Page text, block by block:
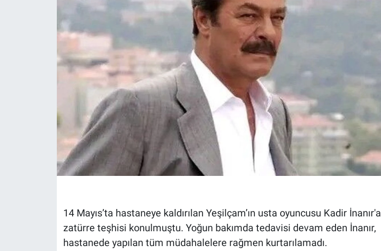
14 Mayıs’ta hastaneye kaldırılan Yeşilçam’ın usta oyuncusu Kadir İnanır'a
zatürre teşhisi konulmuştu. Yoğun bakımda tedavisi devam eden İnanır,
hastanede yapılan tüm müdahalelere rağmen kurtarılamadı.